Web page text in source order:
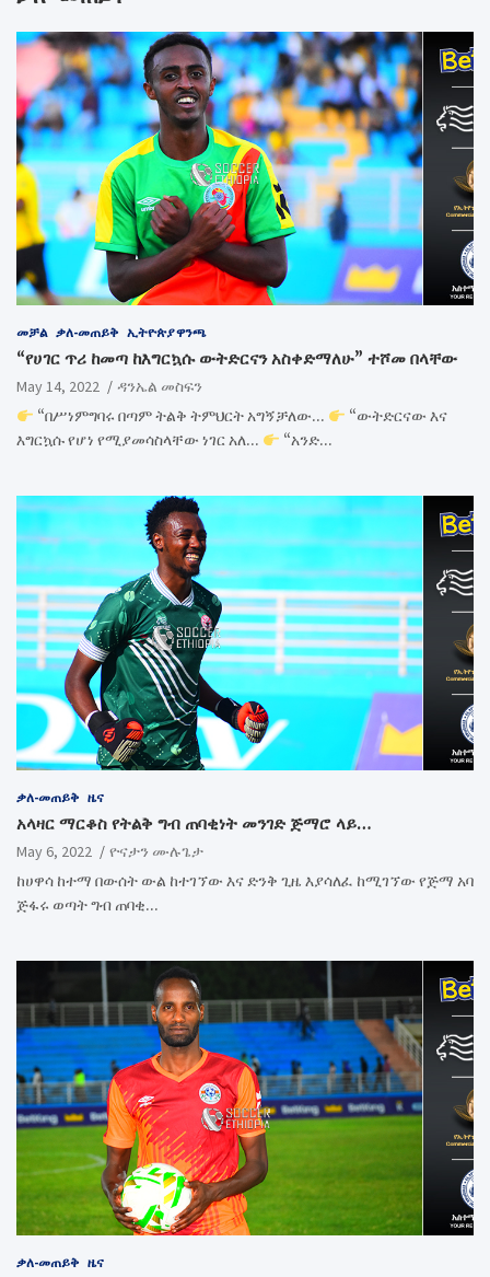
መቻል ቃለ-መጠይቅ ኢትዮጵያ ዋንጫ
“የሀገር ጥሪ ከመጣ ከእግርኳሱ ውትድርናን አስቀድማለሁ” ተሾመ በላቸው
May 14, 2022
ዳንኤል መስፍን
“በሥነምግባሩ በጣም ትልቅ ትምህርት አግኝቻለው…
“ውትድርናው እና
እግርኳሱ የሆነ የሚያመሳስላቸው ነገር አለ…
“አንድ…
ቃለ-መጠይቅ ዜና
አላዛር ማርቆስ የትልቅ ግብ ጠባቂነት መንገድ ጅማሮ ላይ…
May 6, 2022
ዮናታን ሙሉጌታ
ከሀዋሳ ከተማ በውሰት ውል ከተገኘው እና ድንቅ ጊዜ እያሳለፈ ከሚገኘው የጅማ አባ
ጅፋሩ ወጣት ግብ ጠባቂ…
ቃለ-መጠይቅ ዜና